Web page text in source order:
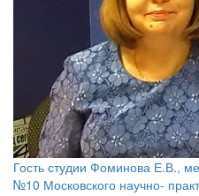
Гость студии Фоминова Е.В.,
№10 Московского научно-